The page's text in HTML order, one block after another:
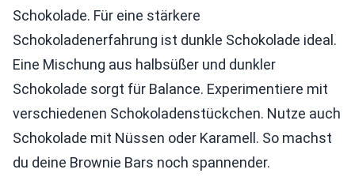
Schokolade. Für eine stärkere
Schokoladenerfahrung ist dunkle Schokolade ideal.
Eine Mischung aus halbsüßer und dunkler
Schokolade sorgt für Balance. Experimentiere mit
verschiedenen Schokoladenstückchen. Nutze auch
Schokolade mit Nüssen oder Karamell. So machst
du deine Brownie Bars noch spannender.